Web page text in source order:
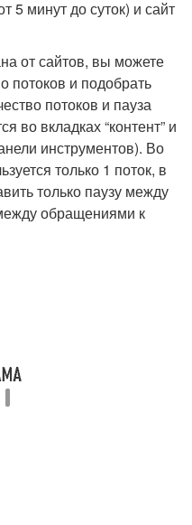
5 минут до суток) и сайт
от сайтов, вы можете
потоков и подобрать
потоков и пауза
во вкладках “контент” и
инструментов). Во
только 1 поток, в
только паузу между
обращениями к